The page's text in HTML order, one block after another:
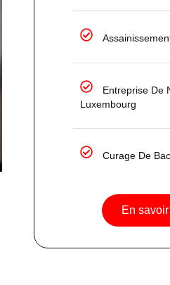
Entreprise De
Luxembourg
Curage De
En